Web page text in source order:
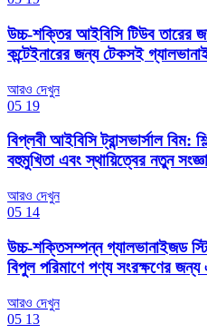
উচ্চ-শক্তির আইবিসি টিউব তারের
কন্টেইনারের জন্য টেকসই
আরও দেখুন
05 19
বিপ্লবী আইবিসি ট্রান্সভার্সাল বিম:
বহুমুখিতা এবং স্থায়িত্বের নতুন সংজ্ঞা
আরও দেখুন
05 14
উচ্চ-শক্তিসম্পন্ন গ্যালভানাইজড
বিপুল পরিমাণে পণ্য সংরক্ষণের জন্য
আরও দেখুন
05 13